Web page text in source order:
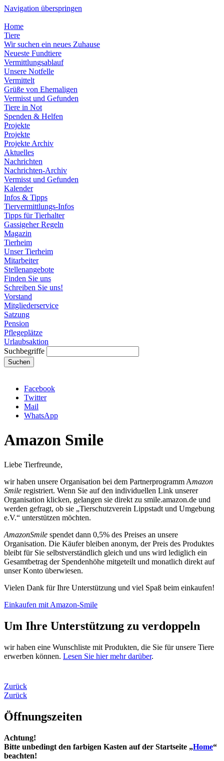
Navigation überspringen
Home
Tiere
Wir suchen ein neues Zuhause
Neueste Fundtiere
Vermittlungsablauf
Unsere Notfelle
Vermittelt
Grüße von Ehemaligen
Vermisst und Gefunden
Tiere in Not
Spenden & Helfen
Projekte
Projekte
Projekte Archiv
Aktuelles
Nachrichten
Nachrichten-Archiv
Vermisst und Gefunden
Kalender
Infos & Tipps
Tiervermittlungs-Infos
Tipps für Tierhalter
Gassigeher Regeln
Magazin
Tierheim
Unser Tierheim
Mitarbeiter
Stellenangebote
Finden Sie uns
Schreiben Sie uns!
Vorstand
Mitgliederservice
Satzung
Pension
Pflegeplätze
Urlaubsaktion
Suchbegriffe
Suchen
Facebook
Twitter
Mail
WhatsApp
Amazon Smile
Liebe Tierfreunde,
wir haben unsere Organisation bei dem Partnerprogramm Amazon
Smile registriert. Wenn Sie auf den individuellen Link unserer
Organisation klicken, gelangen sie direkt zu smile.amazon.de und
werden gefragt, ob sie „Tierschutzverein Lippstadt und Umgebung
e.V.“ unterstützen möchten.
AmazonSmile spendet dann 0,5% des Preises an unsere
Organisation. Die Käufer bleiben anonym, der Preis des Produktes
bleibt für Sie selbstverständlich gleich und uns wird lediglich ein
Gesamtbetrag der Spendenhöhe mitgeteilt und monatlich direkt auf
unser Konto überwiesen.
Vielen Dank für Ihre Unterstützung und viel Spaß beim einkaufen!
Einkaufen mit Amazon-Smile
Um Ihre Unterstützung zu verdoppeln
wir haben eine Wunschliste mit Produkten, die Sie für unsere Tiere
erwerben können. Lesen Sie hier mehr darüber.
Zurück
Zurück
Öffnungszeiten
Achtung!
Bitte unbedingt den farbigen Kasten auf der Startseite „Home“
beachten!